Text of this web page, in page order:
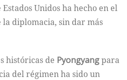
Unidos ha hecho en el
la diplomacia, sin dar más
históricas de Pyongyangpara
del régimen ha sido un